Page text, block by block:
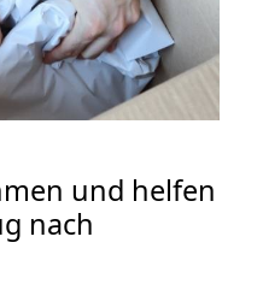
und helfen
nach